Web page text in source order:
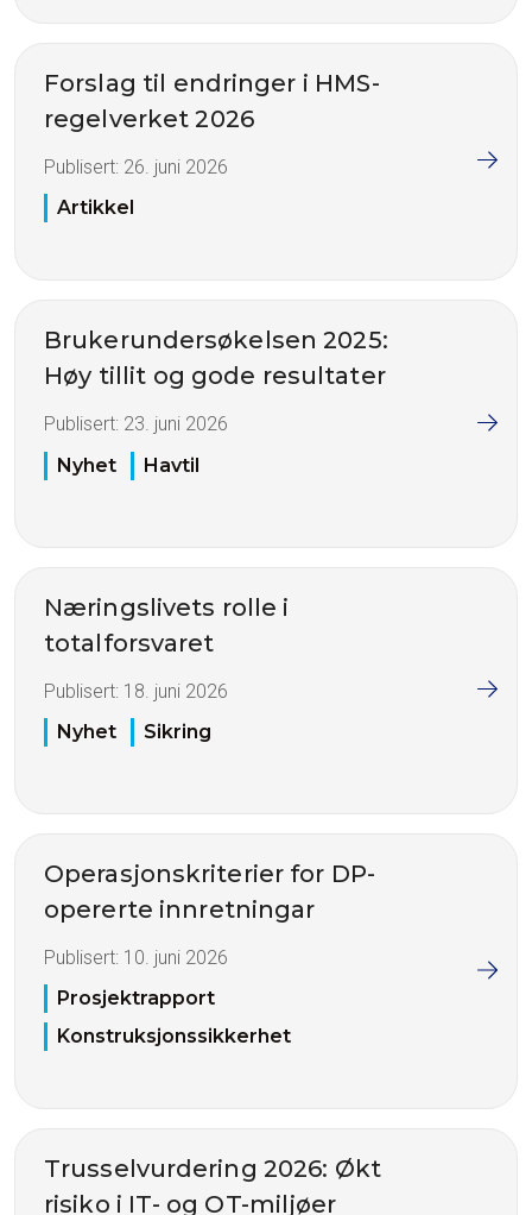
Forslag til endringer i HMS-
regelverket 2026
Publisert: 26. juni 2026
Artikkel
Brukerundersøkelsen 2025:
Høy tillit og gode resultater
Publisert: 23. juni 2026
Nyhet
Havtil
Næringslivets rolle i
totalforsvaret
Publisert: 18. juni 2026
Nyhet
Sikring
Operasjonskriterier for DP-
opererte innretningar
Publisert: 10. juni 2026
Prosjektrapport
Konstruksjonssikkerhet
Trusselvurdering 2026: Økt
risiko i IT- og OT-miljøer